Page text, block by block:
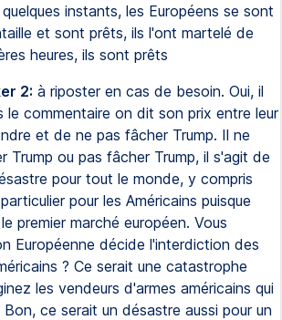
instants, les Européens se sont
et sont prêts, ils l'ont martelé de
heures, ils sont prêts
2: à riposter en cas de besoin. Oui, il
le commentaire on dit son prix entre leur
et de ne pas fâcher Trump. Il ne
Trump ou pas fâcher Trump, il s'agit de
pour tout le monde, y compris
pour les Américains puisque
premier marché européen. Vous
Européenne décide l'interdiction des
? Ce serait une catastrophe
les vendeurs d'armes américains qui
ce serait un désastre aussi pour un